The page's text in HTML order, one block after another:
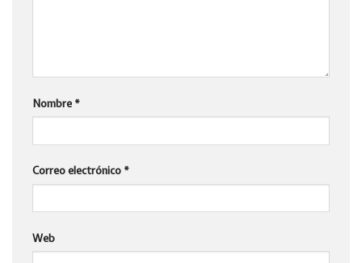
Nombre *
Correo electrónico *
Web